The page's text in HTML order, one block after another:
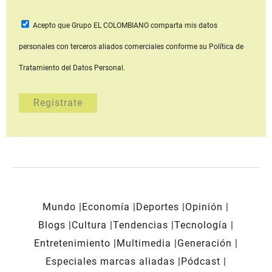
Acepto que Grupo EL COLOMBIANOcomparta mis datos
personales con terceros aliados comerciales conforme su Política de
Tratamiento del Datos Personal.
Mundo Economía Deportes
Opinión
Blogs
Cultura Tendencias Tecnología
Entretenimiento
Multimedia
Generación
Especiales marcas aliadas
Pódcast